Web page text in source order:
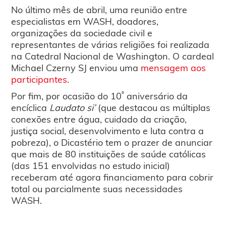
No último mês de abril, uma reunião entre
especialistas em WASH, doadores,
organizações da sociedade civil e
representantes de várias religiões foi realizada
na Catedral Nacional de Washington. O cardeal
Michael Czerny SJ enviou uma mensagem aos
participantes.
Por fim, por ocasião do 10º aniversário da
encíclica Laudato si’(que destacou as múltiplas
conexões entre água, cuidado da criação,
justiça social, desenvolvimento e luta contra a
pobreza), o Dicastério tem o prazer de anunciar
que mais de 80 instituições de saúde católicas
(das 151 envolvidas no estudo inicial)
receberam até agora financiamento para cobrir
total ou parcialmente suas necessidades
WASH.